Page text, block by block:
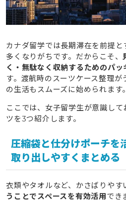
カナダ留学では長期滞在を前提
多くなりがちです。だからこそ、
く・無駄なく収納するためのパッ
す。渡航時のスーツケース整理
の生活もスムーズに始められます。
ここでは、女子留学生が意識し
ツを3つ紹介します。
圧縮袋と仕分けポーチを
取り出しやすくまとめる
衣類やタオルなど、かさばりやす
うことでスペースを有効活用でき